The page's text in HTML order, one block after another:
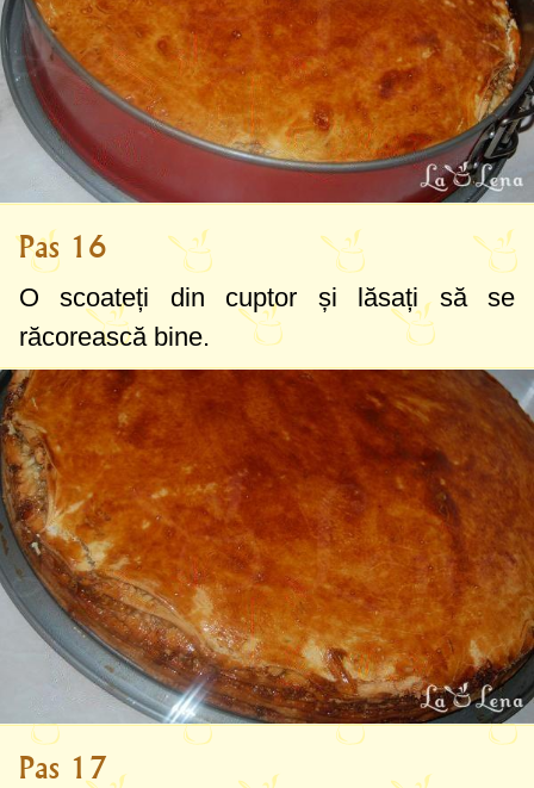
Pas 16
O scoateți din cuptor și lăsați să se
răcorească bine.
Pas 17